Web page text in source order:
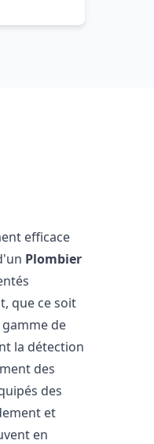
efficace
Plombier
que ce soit
de
la détection
des
des
et
en